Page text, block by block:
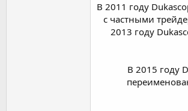
В 2011 году
с частными
2013 году
В 2015 году